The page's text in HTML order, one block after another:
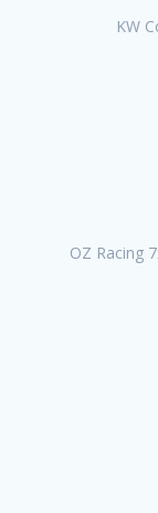
KW
OZ Racing